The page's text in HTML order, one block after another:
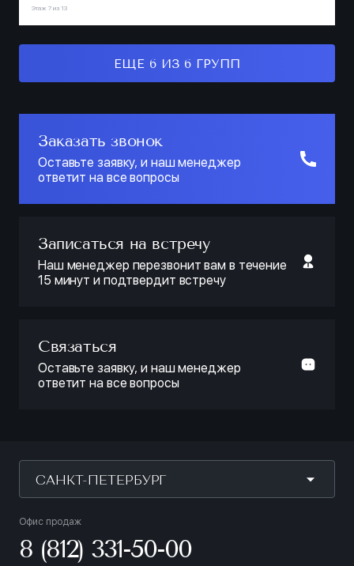
Этаж 7 из 13
ЕЩЕ 6 ИЗ 6 ГРУПП
Заказать звонок
Оставьте заявку, и наш менеджер
ответит на все вопросы
Записаться на встречу
Наш менеджер перезвонит вам в течение
15 минут и подтвердит встречу
Связаться
Оставьте заявку, и наш менеджер
ответит на все вопросы
САНКТ-ПЕТЕРБУРГ
Офис продаж
8 (812) 331-50-00